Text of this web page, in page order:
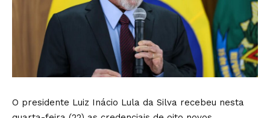
O presidente Luiz Inácio Lula da Silva recebeu nesta